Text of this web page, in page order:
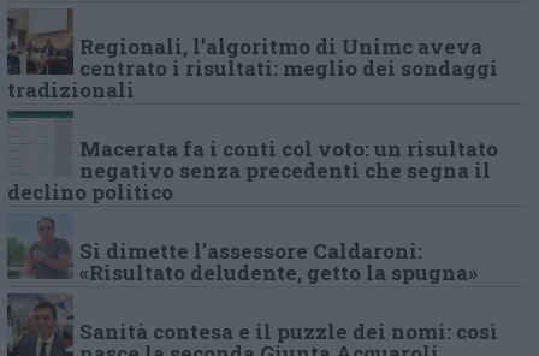
Regionali, l’algoritmo di Unimc aveva
centrato i risultati: meglio dei sondaggi
tradizionali
Macerata fa i conti col voto: un risultato
negativo senza precedenti che segna il
declino politico
Si dimette l’assessore Caldaroni:
«Risultato deludente, getto la spugna»
Sanità contesa e il puzzle dei nomi: così